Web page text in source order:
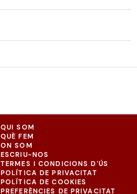
QUI SOM
QUÈ FEM
ON SOM
ESCRIU-NOS
TERMES I CONDICIONS D'ÚS
POLÍTICA DE PRIVACITAT
POLÍTICA DE COOKIES
PREFERÈNCIES DE PRIVACITAT